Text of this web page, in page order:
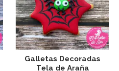
Galletas Decoradas
Tela de Araña